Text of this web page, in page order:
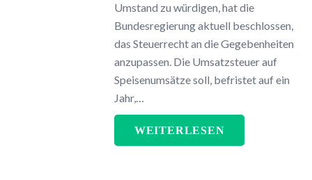
Umstand zu würdigen, hat die
Bundesregierung aktuell beschlossen,
das Steuerrecht an die Gegebenheiten
anzupassen. Die Umsatzsteuer auf
Speisenumsätze soll, befristet auf ein
Jahr,…
WEITERLESEN